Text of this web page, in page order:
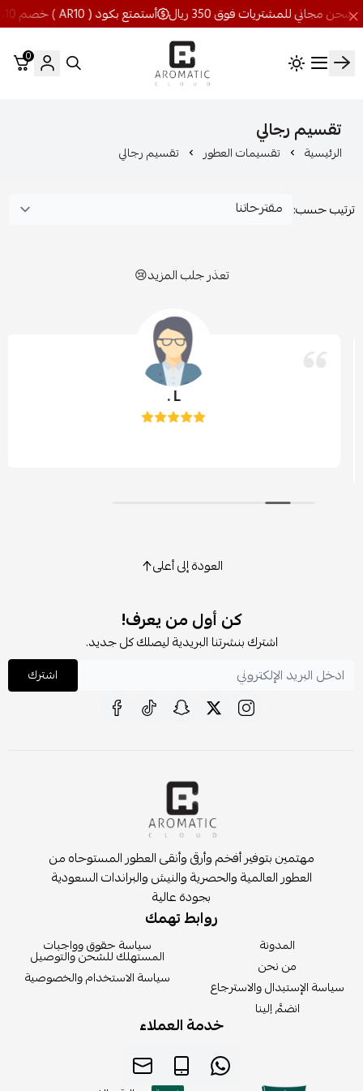
أستمتع بكود ( AR10 ) خصم 10% شحن مجاني للمشتريات فوق 350 ريال
اروماتيك كلاود
0
تقسيم رجالي
الرئيسية تقسيمات العطور تقسيم رجالي
ترتيب حسب:
تعذر جلب المزيد😢
العودة إلى أعلى
كن أول من يعرف!
اشترك بنشرتنا البريدية ليصلك كل جديد.
اشترك
مهتمين بتوفير أفخم وأرقى وأنقى العطور المستوحاه من
العطور العالمية والحصرية والنيش والبراندات السعودية
بجودة عالية
روابط تهمك
المدونة
من نحن
سياسة الإستبدال والاسترجاع
انضمَّ إلينا
سياسة حقوق وواجبات
المستهلك للشحن والتوصيل
سياسة الاستخدام والخصوصية
خدمة العملاء